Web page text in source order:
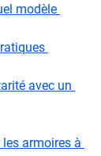
modèle
avec un
armoires à